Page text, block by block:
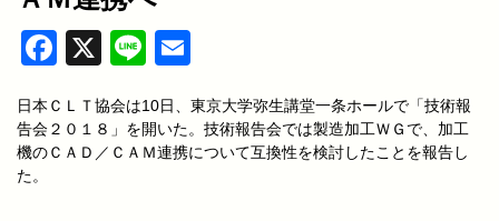
Facebook
X Line
日本ＣＬＴ協会は10日、東京大学弥生講堂一条ホールで「技術報
告会２０１８」を開いた。技術報告会では製造加工ＷＧで、加工
機のＣＡＤ／ＣＡＭ連携について互換性を検討したことを報告し
た。